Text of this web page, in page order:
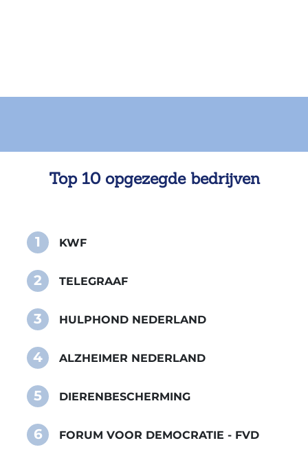
Top 10 opgezegde bedrijven
1 KWF
2 TELEGRAAF
3 HULPHOND NEDERLAND
4 ALZHEIMER NEDERLAND
5 DIERENBESCHERMING
6 FORUM VOOR DEMOCRATIE - FVD